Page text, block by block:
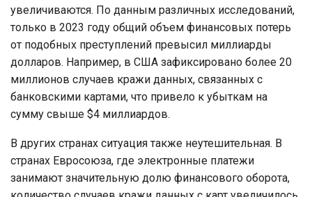
увеличиваются. По данным различных исследований,
только в 2023 году общий объем финансовых потерь
от подобных преступлений превысил миллиарды
долларов. Например, в США зафиксировано более 20
миллионов случаев кражи данных, связанных с
банковскими картами, что привело к убыткам на
сумму свыше $4 миллиардов.
В других странах ситуация также неутешительная. В
странах Евросоюза, где электронные платежи
занимают значительную долю финансового оборота,